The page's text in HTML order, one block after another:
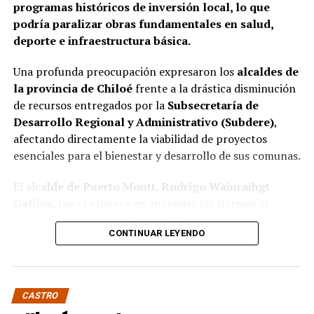
responsabilidades administrativas correspondientes.
programas históricos de inversión local, lo que
podría paralizar obras fundamentales en salud,
deporte e infraestructura básica.
Una profunda preocupación expresaron los alcaldes de
la provincia de Chiloéfrente a la drástica disminución
de recursos entregados por la Subsecretaría de
Desarrollo Regional y Administrativo (Subdere),
afectando directamente la viabilidad de proyectos
esenciales para el bienestar y desarrollo de sus comunas.
El alca lde de Puerto Montt, Rodrigo Wainraihgt
denunciar públicamente que la Subdere no cuenta con
fondos para financiar iniciativas del Programa de
Mejoramiento de Barrios (PMB), a pesar de que muchas
ya estaban declaradas elegibles.
historia, la Subdere no tiene recursos para estos
CONTINUAR LEYENDO
CASTRO